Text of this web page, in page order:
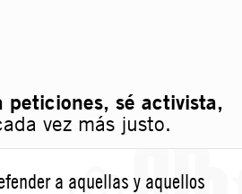
peticiones, sé activista,
vez más justo.
a aquellas y aquellos